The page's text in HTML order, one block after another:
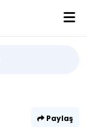
Paylaş